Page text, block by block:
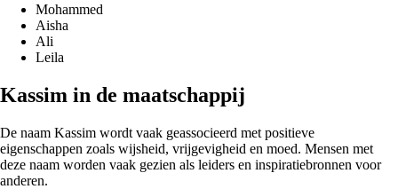
Mohammed
Aisha
Ali
Leila
Kassim in de maatschappij
De naam Kassim wordt vaak geassocieerd met positieve
eigenschappen zoals wijsheid, vrijgevigheid en moed. Mensen met
deze naam worden vaak gezien als leiders en inspiratiebronnen voor
anderen.